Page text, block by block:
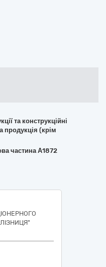
та конструкційні
продукція (крім
частина А1872